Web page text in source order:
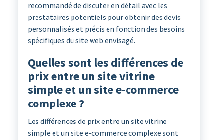
recommandé de discuter en détail avec les
prestataires potentiels pour obtenir des devis
personnalisés et précis en fonction des besoins
spécifiques du site web envisagé.
Quelles sont les différences de
prix entre un site vitrine
simple et un site e-commerce
complexe ?
Les différences de prix entre un site vitrine
simple et un site e-commerce complexe sont